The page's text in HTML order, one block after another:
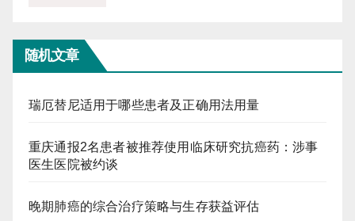
随机文章
瑞厄替尼适用于哪些患者及正确用法用量
重庆通报2名患者被推荐使用临床研究抗癌药：涉事
医生医院被约谈
晚期肺癌的综合治疗策略与生存获益评估